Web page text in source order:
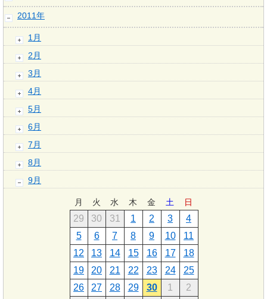
2011年
1月
2月
3月
4月
5月
6月
7月
8月
9月
月 火 水 木 金 土 日
29 30 31 1 2 3
4
5
6 7 8 9 10
11
12
13 14 15 16 17
18
19
20 21 22 23 24
25
26
27 28 29 30 1
2